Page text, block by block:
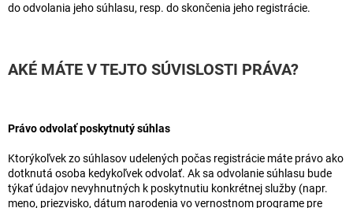
do odvolania jeho súhlasu, resp. do skončenia jeho registrácie.
AKÉ MÁTE V TEJTO SÚVISLOSTI PRÁVA?
Právo odvolať poskytnutý súhlas
Ktorýkoľvek zo súhlasov udelených počas registrácie máte právo ako
dotknutá osoba kedykoľvek odvolať. Ak sa odvolanie súhlasu bude
týkať údajov nevyhnutných k poskytnutiu konkrétnej služby (napr.
meno, priezvisko, dátum narodenia vo vernostnom programe pre